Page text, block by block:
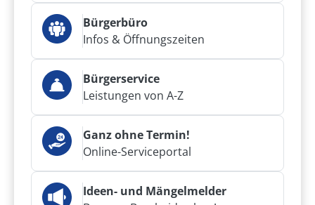
Bürgerbüro
Infos & Öffnungszeiten
Bürgerservice
Leistungen von A-Z
Ganz ohne Termin!
Online-Serviceportal
Ideen- und Mängelmelder